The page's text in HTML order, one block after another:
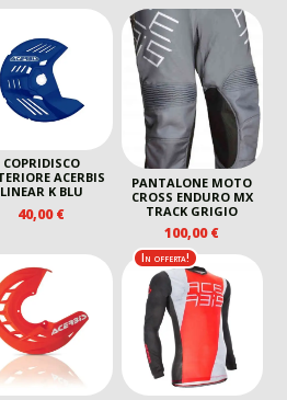
35,00 €.
È:
25,00 €.
ORIGINALE
ERA:
75,00 €.
È:
60,00
COPRIDISCO
ACERBIS
LINEAR K BLU
40,00€
PANTALONE MOTO
CROSS ENDURO MX
TRACK GRIGIO
100,00€
In offerta!